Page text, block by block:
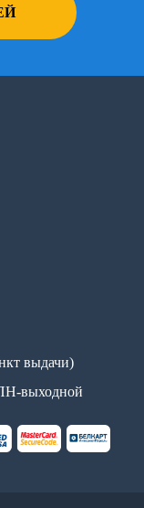
выдачи)
выходной